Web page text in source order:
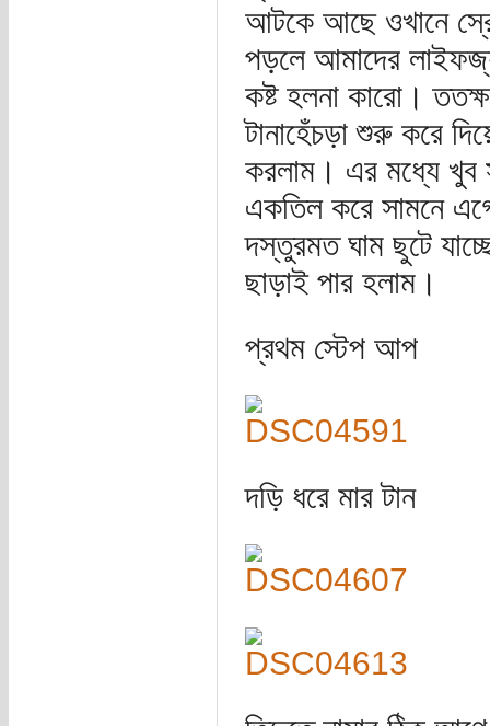
আটকে আছে ওখানে
পড়লে আমাদের
কষ্ট হলনা কারো।
টানাহেঁচড়া শুরু করে
করলাম। এর মধ্যে খুব
একতিল করে সামনে
দস্তুরমত ঘাম ছুটে
ছাড়াই পার হলাম।
প্রথম স্টেপ আপ
দড়ি ধরে মার টান